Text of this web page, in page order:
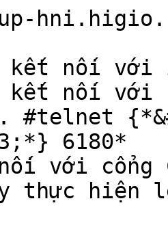
kết nối với
nối với
#telnet
6180*
với cổng
thực hiện